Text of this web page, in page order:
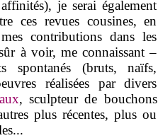
je serai également
ces revues cousines, en
contributions dans les
à voir, me connaissant –
(bruts, naïfs,
réalisées par divers
, sculpteur de bouchons
plus récentes, plus ou